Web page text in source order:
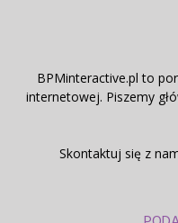
BPMinteractive.pl to
internetowej. Piszemy
Skontaktuj się z